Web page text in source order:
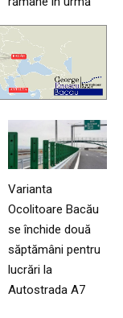
Varianta
Ocolitoare Bacău
se închide două
săptămâni pentru
lucrări la
Autostrada A7